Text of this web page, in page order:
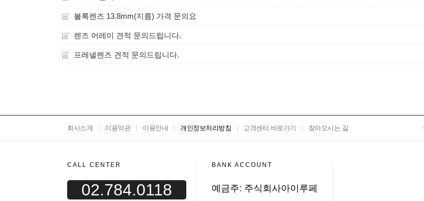
볼록렌즈 13.8mm(지름) 가격 문의요
렌즈 어레이 견적 문의드립니다.
프레넬렌즈 견적 문의드립니다.
회사소개 이용약관 이용안내 개인정보처리방침 고객센터 바로가기 찾아오시는 길
CALL CENTER
02.784.0118
BANK ACCOUNT
예금주: 주식회사아이루페